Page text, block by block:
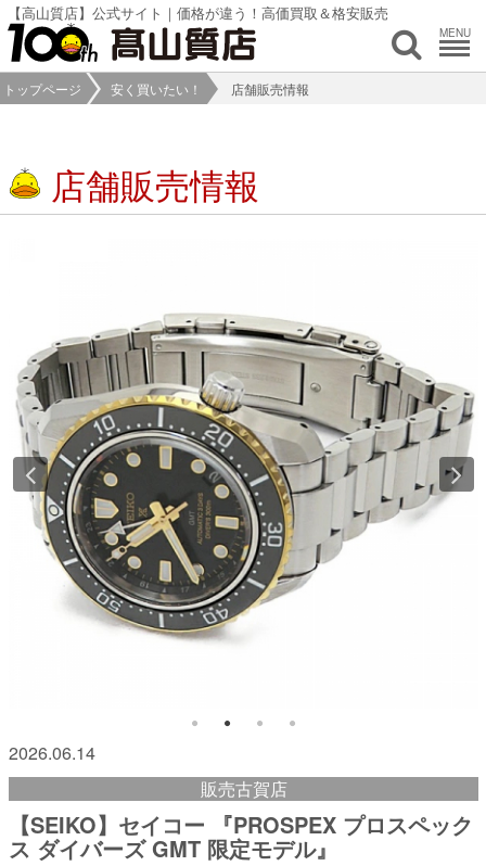
【高山質店】公式サイト｜価格が違う！高価買取＆格安販売
MENU
トップページ 安く買いたい！ 店舗販売情報
店舗販売情報
2026.06.14
販売古賀店
【SEIKO】セイコー 『PROSPEX プロスペック
ス ダイバーズ GMT 限定モデル』